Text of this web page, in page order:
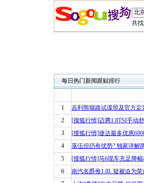
共找
每日热门新闻跟贴排行
1
吉利熊猫路试谍照及官方定
2
[搜狐行情]迈腾1.8TSI手动
3
[搜狐行情]捷达最多优惠
4
落伍但仍有优势? 独家详解
5
[搜狐行情]马6现车充足降
6
南汽名爵推1.8L 疑被迫为荣